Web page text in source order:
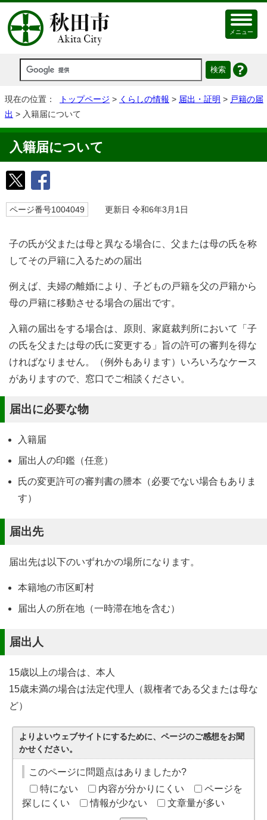
メニュー
現在の位置： トップページ > くらしの情報 > 届出・証明 > 戸籍の届
出 > 入籍届について
入籍届について
ページ番号1004049 更新日 令和6年3月1日
子の氏が父または母と異なる場合に、父または母の氏を称
してその戸籍に入るための届出
例えば、夫婦の離婚により、子どもの戸籍を父の戸籍から
母の戸籍に移動させる場合の届出です。
入籍の届出をする場合は、原則、家庭裁判所において「子
の氏を父または母の氏に変更する」旨の許可の審判を得な
ければなりません。（例外もあります）いろいろなケース
がありますので、窓口でご相談ください。
届出に必要な物
入籍届
届出人の印鑑（任意）
氏の変更許可の審判書の謄本（必要でない場合もありま
す）
届出先
届出先は以下のいずれかの場所になります。
本籍地の市区町村
届出人の所在地（一時滞在地を含む）
届出人
15歳以上の場合は、本人
15歳未満の場合は法定代理人（親権者である父または母な
ど）
よりよいウェブサイトにするために、ページのご感想をお聞
かせください。
このページに問題点はありましたか?
特にない
内容が分かりにくい
ページを
探しにくい
情報が少ない 文章量が多い